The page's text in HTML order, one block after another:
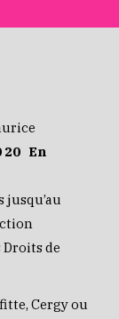
20 En
jusqu’au
de
Cergy ou